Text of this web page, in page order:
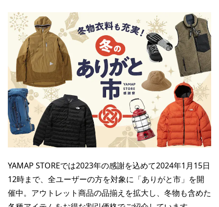
YAMAP STOREでは2023年の感謝を込めて2024年1月15日
12時まで、全ユーザーの方を対象に「ありがと市」を開
催中。アウトレット商品の品揃えを拡大し、冬物も含めた